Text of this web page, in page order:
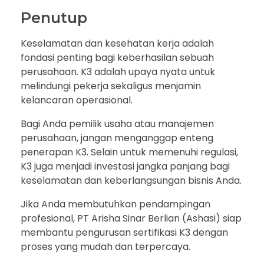
Penutup
Keselamatan dan kesehatan kerja adalah
fondasi penting bagi keberhasilan sebuah
perusahaan. K3 adalah upaya nyata untuk
melindungi pekerja sekaligus menjamin
kelancaran operasional.
Bagi Anda pemilik usaha atau manajemen
perusahaan, jangan menganggap enteng
penerapan K3. Selain untuk memenuhi regulasi,
K3 juga menjadi investasi jangka panjang bagi
keselamatan dan keberlangsungan bisnis Anda.
Jika Anda membutuhkan pendampingan
profesional, PT Arisha Sinar Berlian (Ashasi) siap
membantu pengurusan sertifikasi K3 dengan
proses yang mudah dan terpercaya.